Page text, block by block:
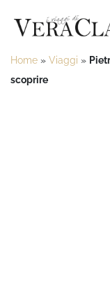
Home » Viaggi »
scoprire